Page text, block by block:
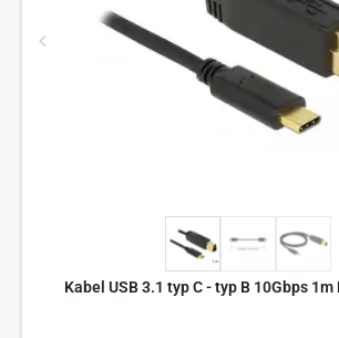
Kabel USB 3.1 typ C - typ B 10Gbps